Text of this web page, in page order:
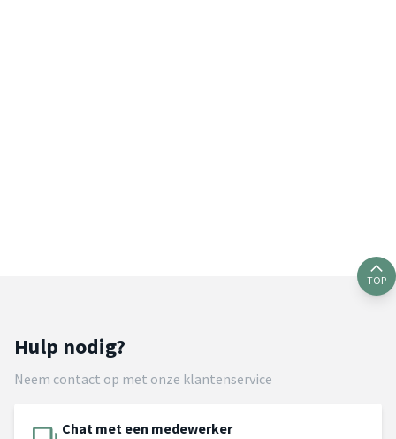
TOP
Hulp nodig?
Neem contact op met onze klantenservice
Chat met een medewerker